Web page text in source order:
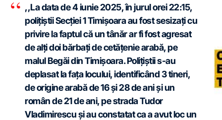
,,La data de 4 iunie 2025, în jurul orei 22:15,
polițiștii Secției 1 Timișoara au fost sesizați cu
privire la faptul că un tânăr ar fi fost agresat
de alți doi bărbați de cetățenie arabă, pe
malul Begăi din Timișoara. Polițiștii s-au
deplasat la fața locului, identificând 3 tineri,
de origine arabă de 16 și 28 de ani și un
român de 21 de ani, pe strada Tudor
Vladimirescu și au constatat ca a avut loc un